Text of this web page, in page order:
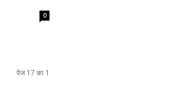
0
पेज 17 का 1